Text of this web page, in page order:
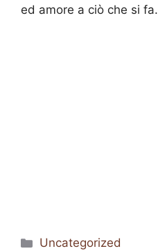
ed amore a ciò che si fa.
Categorie
Uncategorized